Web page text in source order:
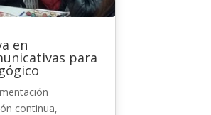
en
para
continua,